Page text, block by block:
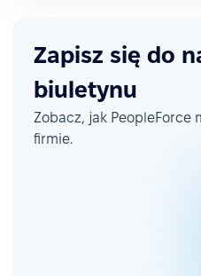
Zapisz się do
biuletynu
Zobacz, jak PeopleForce
firmie.